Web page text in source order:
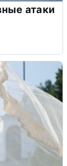
атаки